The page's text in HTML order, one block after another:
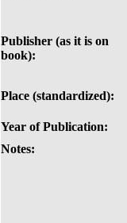
Publisher (as it is on
book):
Place (standardized):
Year of Publication:
Notes: